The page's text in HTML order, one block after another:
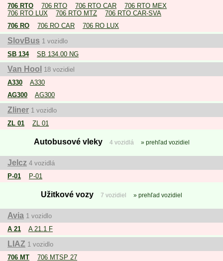
706 RTO 706 RTO 706 RTO CAR
706 RTO MEX
706 RTO LUX
706 RTO MTZ
706 RTO CAR-SVA
706 RO
706 RO CAR 706 RO LUX
SlovBus 1 vozidlo
SB 134
SB 134.00 NG
Van Hool
18 vozidiel
A330
A330
AG300
AG300
Zliner 1 vozidlo
ZL 01
ZL 01
Autobusové vleky 4 vozidlá prehľad vozidiel
Jelcz 4 vozidlá
P-01
P-01
Užitkové vozy 7 vozidiel prehľad vozidiel
Avia 1 vozidlo
A 21
A 21.1 F
LIAZ 1 vozidlo
706 MT
706 MTSP 27